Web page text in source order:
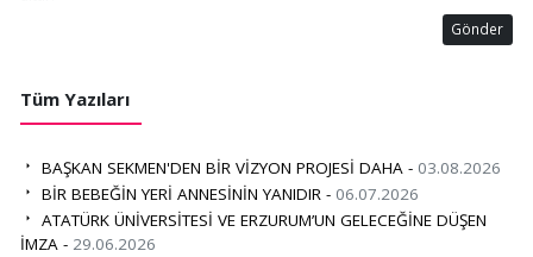
Gönder
Tüm Yazıları
BAŞKAN SEKMEN'DEN BİR VİZYON PROJESİ DAHA - 03.08.2026
BİR BEBEĞİN YERİ ANNESİNİN YANIDIR - 06.07.2026
ATATÜRK ÜNİVERSİTESİ VE ERZURUM’UN GELECEĞİNE DÜŞEN
İMZA - 29.06.2026